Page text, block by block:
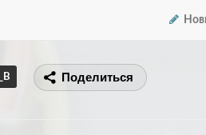
Поделиться